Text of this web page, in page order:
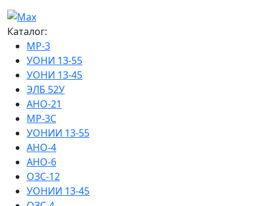
Каталог:
МР-3
УОНИ 13-55
УОНИ 13-45
ЭЛБ 52У
АНО-21
МР-3С
УОНИИ 13-55
АНО-4
АНО-6
ОЗС-12
УОНИИ 13-45